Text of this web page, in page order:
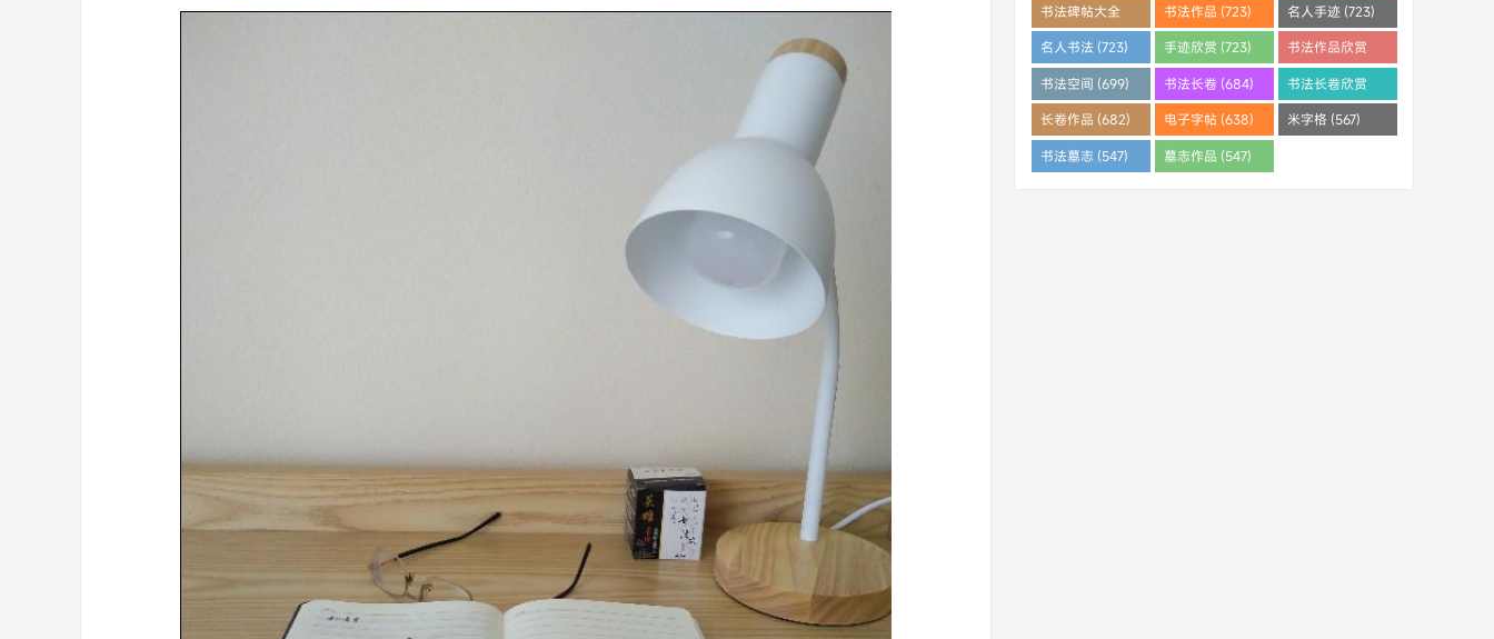
书法碑帖大全
(784)
书法作品 (723) 名人手迹 (723)
名人书法 (723) 手迹欣赏 (723)
书法作品欣赏
(710)
书法空间 (699) 书法长卷 (684)
书法长卷欣赏
(682)
长卷作品 (682) 电子字帖 (638) 米字格 (567)
书法墓志 (547) 墓志作品 (547)